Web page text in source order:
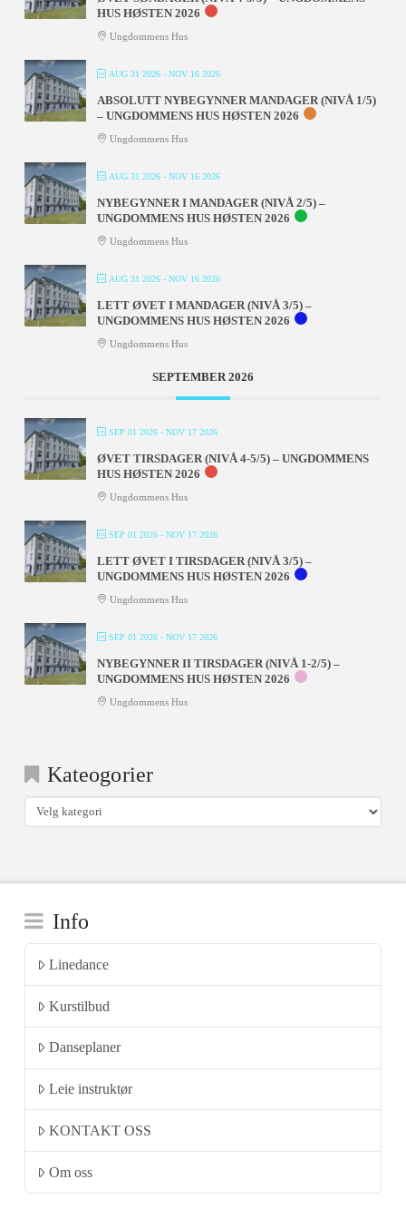
HUS HØSTEN 2026
Ungdommens Hus
AUG 31 2026- NOV 16 2026
ABSOLUTT NYBEGYNNER MANDAGER (NIVÅ 1/5)
– UNGDOMMENS HUS HØSTEN 2026
Ungdommens Hus
AUG 31 2026- NOV 16 2026
NYBEGYNNER I MANDAGER (NIVÅ 2/5) –
UNGDOMMENS HUS HØSTEN 2026
Ungdommens Hus
AUG 31 2026- NOV 16 2026
LETT ØVET I MANDAGER (NIVÅ 3/5) –
UNGDOMMENS HUS HØSTEN 2026
Ungdommens Hus
SEPTEMBER 2026
SEP 01 2026- NOV 17 2026
ØVET TIRSDAGER (NIVÅ 4-5/5) – UNGDOMMENS
HUS HØSTEN 2026
Ungdommens Hus
SEP 01 2026- NOV 17 2026
LETT ØVET I TIRSDAGER (NIVÅ 3/5) –
UNGDOMMENS HUS HØSTEN 2026
Ungdommens Hus
SEP 01 2026- NOV 17 2026
NYBEGYNNER II TIRSDAGER (NIVÅ 1-2/5) –
UNGDOMMENS HUS HØSTEN 2026
Ungdommens Hus
Kateogorier
Kateogorier
Info
Linedance
Kurstilbud
Danseplaner
Leie instruktør
KONTAKT OSS
Om oss